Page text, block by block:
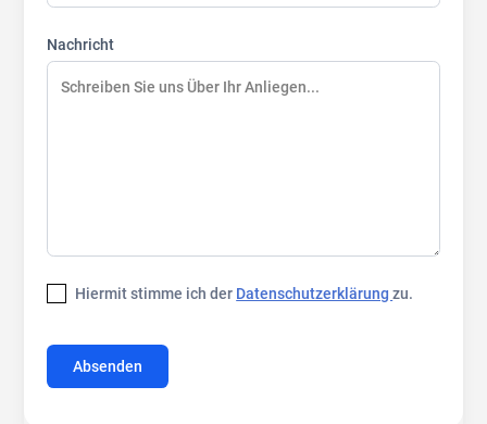
Nachricht
Hiermit stimme ich der Datenschutzerklärungzu.